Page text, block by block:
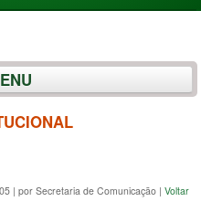
| por Secretaria de Comunicação | Voltar